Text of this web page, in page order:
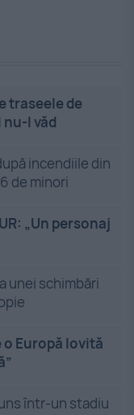
traseele de
l văd
incendiile din
de minori
„Un personaj
unei schimbări
o Europă lovită
într-un stadiu